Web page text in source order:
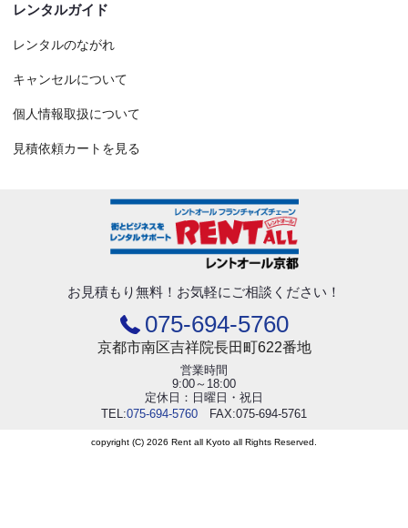
レンタルガイド
レンタルのながれ
キャンセルについて
個人情報取扱について
見積依頼カートを見る
お見積もり無料！ お気軽にご相談ください！
075-694-5760
京都市南区吉祥院長田町622番地
営業時間
9:00～18:00
定休日：日曜日・祝日
TEL:075-694-5760 FAX:075-694-5761
copyright (C) 2026 Rent all Kyoto all Rights Reserved.